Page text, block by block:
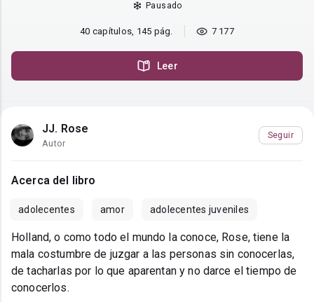
Pausado
40 capítulos, 145 pág. 7 177
Leer
JJ. Rose
Autor
Seguir
Acerca del libro
adolecentes amor adolecentes juveniles
Holland, o como todo el mundo la conoce, Rose, tiene la
mala costumbre de juzgar a las personas sin conocerlas,
de tacharlas por lo que aparentan y no darce el tiempo de
conocerlos.